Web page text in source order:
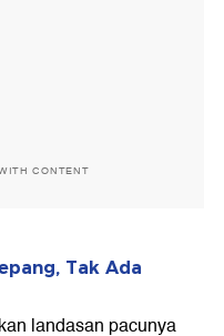
CONTENT
Tak Ada
landasan pacunya